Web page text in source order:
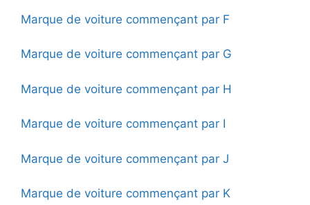
Marque de voiture commençant par F
Marque de voiture commençant par G
Marque de voiture commençant par H
Marque de voiture commençant par I
Marque de voiture commençant par J
Marque de voiture commençant par K